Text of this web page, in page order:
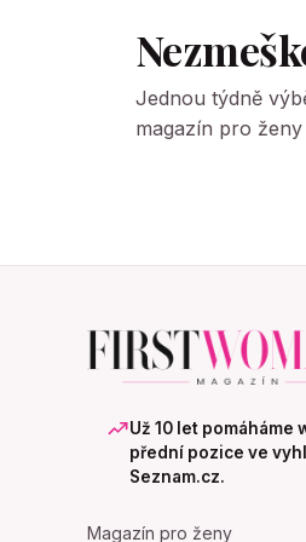
Jednou týdně
magazín pro
Už 10 let pomáháme
přední pozice ve
Seznam.cz.
Magazín pro ženy